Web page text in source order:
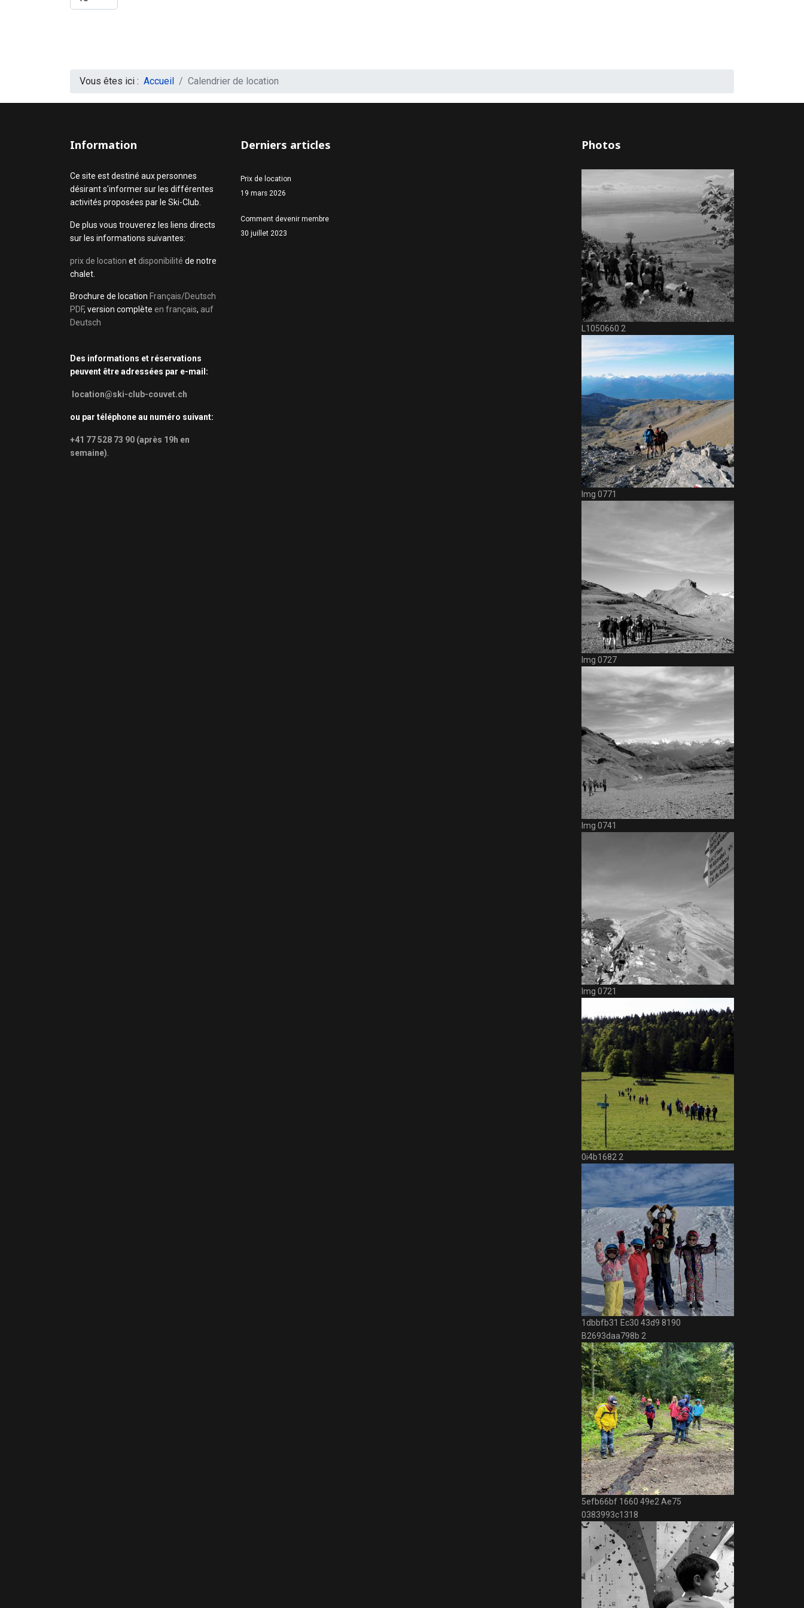
Vous êtes ici : Accueil Calendrier de location
Information
Ce site est destiné aux personnes
désirant s'informer sur les différentes
activités proposées par le Ski-Club.
De plus vous trouverez les liens directs
sur les informations suivantes:
prix de location et disponibilité de notre
chalet.
Brochure de location Français/Deutsch
PDF, version complète en français, auf
Deutsch
Des informations et réservations
peuvent être adressées par e-mail:
location@ski-club-couvet.ch
ou par téléphone au numéro suivant:
+41 77 528 73 90 (après 19h en
semaine)
Derniers articles
Prix de location
19 mars 2026
Comment devenir membre
30 juillet 2023
Photos
L1050660 2
Img 0771
Img 0727
Img 0741
Img 0721
0i4b1682 2
1dbbfb31 Ec30 43d9 8190
B2693daa798b 2
5efb66bf 1660 49e2 Ae75
0383993c1318